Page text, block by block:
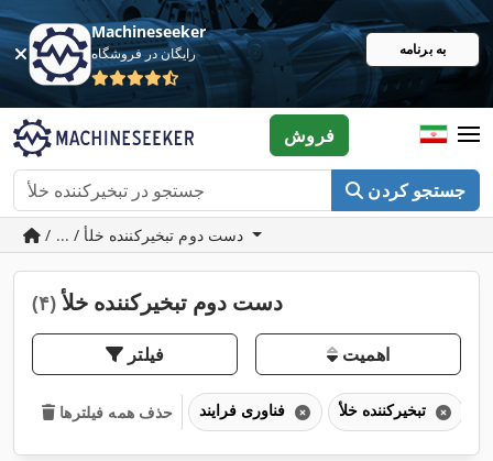
Machineseeker
رایگان در فروشگاه به برنامه
جستجو کردن
فروش
دست دوم تبخیرکننده خلأ(۴)
فیلتر اهمیت
حذف همه فیلترها